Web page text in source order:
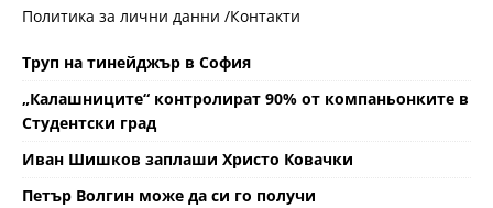
Политика за лични данни /Контакти
Труп на тинейджър в София
„Калашниците“ контролират 90% от компаньонките в
Студентски град
Иван Шишков заплаши Христо Ковачки
Петър Волгин може да си го получи